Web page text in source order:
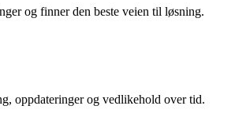
og finner den beste veien til løsning.
oppdateringer og vedlikehold over tid.